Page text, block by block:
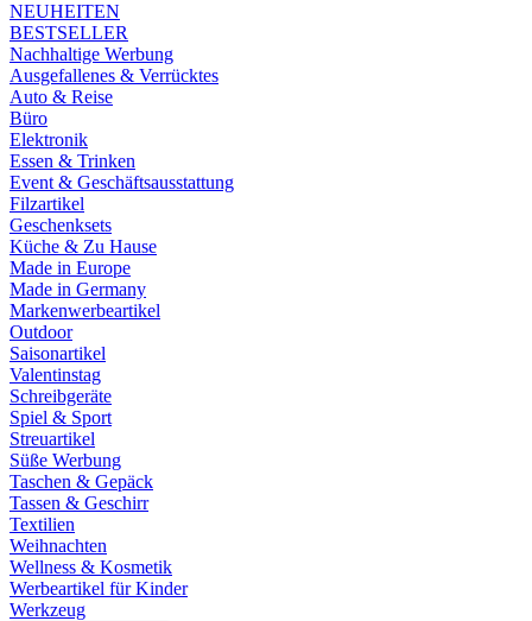
NEUHEITEN
BESTSELLER
Nachhaltige Werbung
Ausgefallenes & Verrücktes
Auto & Reise
Büro
Elektronik
Essen & Trinken
Event & Geschäftsausstattung
Filzartikel
Geschenksets
Küche & Zu Hause
Made in Europe
Made in Germany
Markenwerbeartikel
Outdoor
Saisonartikel
Valentinstag
Schreibgeräte
Spiel & Sport
Streuartikel
Süße Werbung
Taschen & Gepäck
Tassen & Geschirr
Textilien
Weihnachten
Wellness & Kosmetik
Werbeartikel für Kinder
Werkzeug